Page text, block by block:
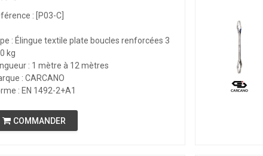
: [P03-C]
: Élingue textile plate boucles renforcées 3
kg
: 1 mètre à 12 mètres
: CARCANO
: EN 1492-2+A1
COMMANDER